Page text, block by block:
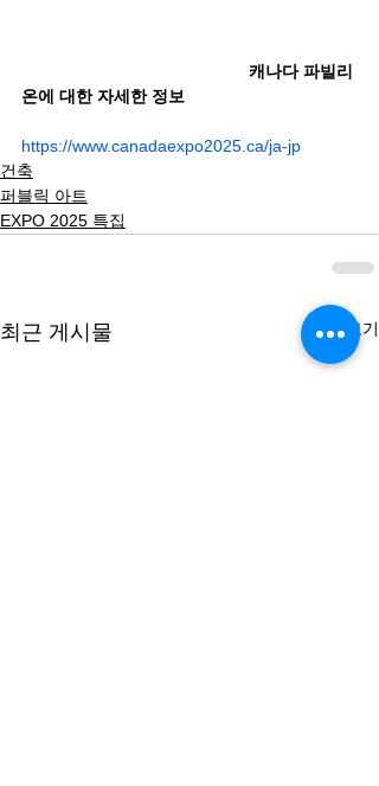
캐나다 파빌리
온에 대한 자세한 정보
https://www.canadaexpo2025.ca/ja-jp
건축
퍼블릭 아트
EXPO 2025 특집
최근 게시물 전체 보기